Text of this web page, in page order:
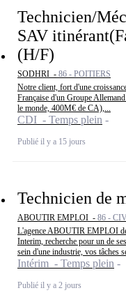
Technicien/
SAV
(H/F)
SODHRI - 86 - POITIERS
Notre client, fort d'une
Française d'un Groupe
le monde, 400M€ de CA),...
CDI - Temps plein
Publié il y a 15 jours
Technicien de
ABOUTIR EMPLOI - 86 -
L'agence ABOUTIR EMPLOI
Interim, recherche pour un de
sein d'une industrie, vos tâches
Intérim - Temps plein
Publié il y a 2 jours